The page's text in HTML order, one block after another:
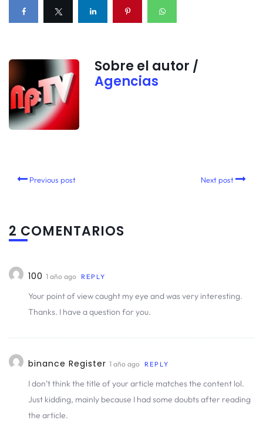
Sobre el autor /
Agencias
Previous post Next post
2 COMENTARIOS
100 1 año ago REPLY
Your point of view caught my eye and was very interesting.
Thanks. I have a question for you.
binance Register 1 año ago REPLY
I don’t think the title of your article matches the content lol.
Just kidding, mainly because I had some doubts after reading
the article.